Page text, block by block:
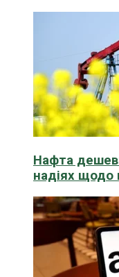
Нафта
надіях щодо